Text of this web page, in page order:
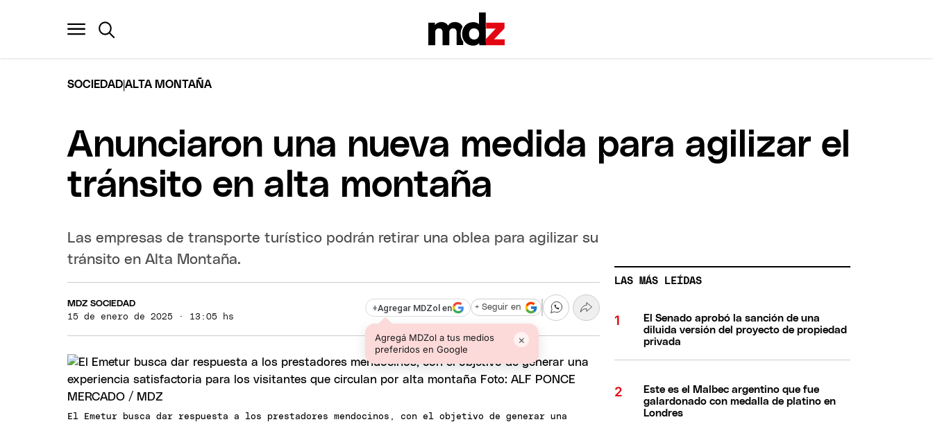
SOCIEDAD|ALTA MONTAÑA
Anunciaron una nueva medida para agilizar el
tránsito en alta montaña
Las empresas de transporte turístico podrán retirar una oblea para agilizar su
tránsito en Alta Montaña.
MDZ SOCIEDAD
15 de enero de 2025 · 13:05 hs
+Agregar MDZol en
Agregá MDZol a tus medios
preferidos en Google
×
+ Seguir en
El Emetur busca dar respuesta a los prestadores mendocinos, con el objetivo de generar una
LAS MÁS LEÍDAS
El Senado aprobó la sanción de una
diluida versión del proyecto de propiedad
privada
Este es el Malbec argentino que fue
galardonado con medalla de platino en
Londres